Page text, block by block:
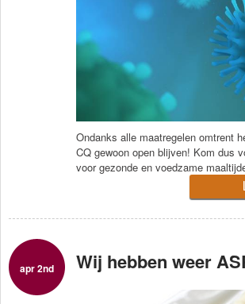
Ondanks alle maatregelen omtrent
CQ gewoon open blijven! Kom dus
voor gezonde en voedzame
apr 2nd Wij hebben weer